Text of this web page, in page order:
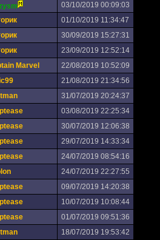
03/10/2019 00:09:03
01/10/2019 11:34:47
30/09/2019 15:27:31
23/09/2019 12:52:14
Marvel
22/08/2019 10:52:09
21/08/2019 21:34:56
31/07/2019 20:24:37
03/08/2019 22:25:34
30/07/2019 12:06:38
29/07/2019 14:33:34
24/07/2019 08:54:16
24/07/2019 22:27:55
09/07/2019 14:20:38
10/07/2019 10:08:44
01/07/2019 09:51:36
18/07/2019 19:53:42